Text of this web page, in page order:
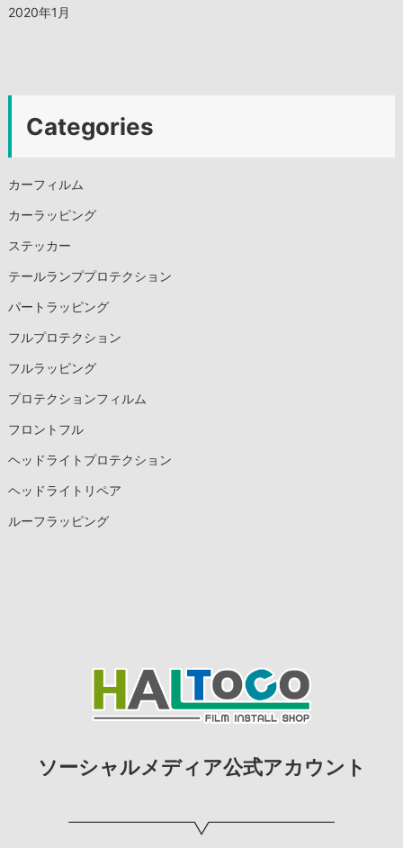
2020年1月
Categories
カーフィルム
カーラッピング
ステッカー
テールランププロテクション
パートラッピング
フルプロテクション
フルラッピング
プロテクションフィルム
フロントフル
ヘッドライトプロテクション
ヘッドライトリペア
ルーフラッピング
ソーシャルメディア公式アカウント